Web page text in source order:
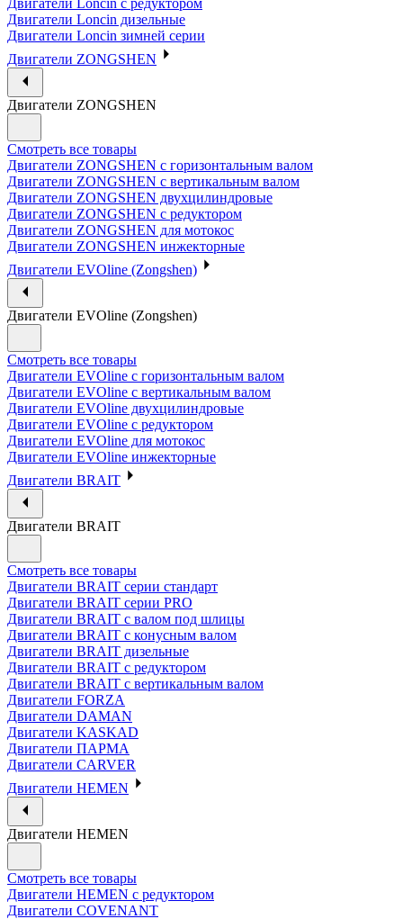
Двигатели Loncin дизельные
Двигатели Loncin зимней серии
Двигатели ZONGSHEN
Двигатели ZONGSHEN
Смотреть все товары
Двигатели ZONGSHEN с горизонтальным валом
Двигатели ZONGSHEN с вертикальным валом
Двигатели ZONGSHEN двухцилиндровые
Двигатели ZONGSHEN с редуктором
Двигатели ZONGSHEN для мотокос
Двигатели ZONGSHEN инжекторные
Двигатели EVOline (Zongshen)
Двигатели EVOline (Zongshen)
Смотреть все товары
Двигатели EVOline с горизонтальным валом
Двигатели EVOline с вертикальным валом
Двигатели EVOline двухцилиндровые
Двигатели EVOline с редуктором
Двигатели EVOline для мотокос
Двигатели EVOline инжекторные
Двигатели BRAIT
Двигатели BRAIT
Смотреть все товары
Двигатели BRAIT серии стандарт
Двигатели BRAIT серии PRO
Двигатели BRAIT с валом под шлицы
Двигатели BRAIT с конусным валом
Двигатели BRAIT дизельные
Двигатели BRAIT с редуктором
Двигатели BRAIT с вертикальным валом
Двигатели FORZA
Двигатели DAMAN
Двигатели KASKAD
Двигатели ПАРМА
Двигатели CARVER
Двигатели HEMEN
Двигатели HEMEN
Смотреть все товары
Двигатели HEMEN с редуктором
Двигатели COVENANT